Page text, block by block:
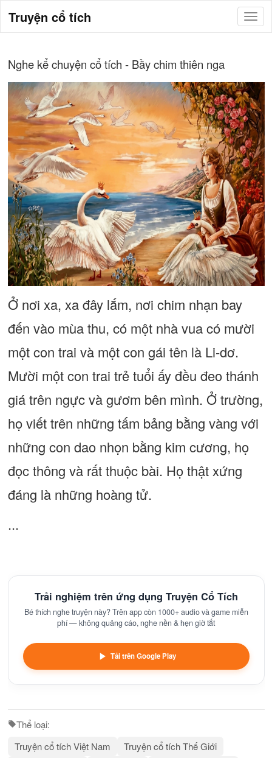
Truyện cổ tích
Nghe kể chuyện cổ tích - Bầy chim thiên nga
Ở nơi xa, xa đây lắm, nơi chim nhạn bay
đến vào mùa thu, có một nhà vua có mười
một con trai và một con gái tên là Li-dơ.
Mười một con trai trẻ tuổi ấy đều đeo thánh
giá trên ngực và gươm bên mình. Ở trường,
họ viết trên những tấm bảng bằng vàng với
những con dao nhọn bằng kim cương, họ
đọc thông và rất thuộc bài. Họ thật xứng
đáng là những hoàng tử.
...
Trải nghiệm trên ứng dụng Truyện Cổ Tích
Bé thích nghe truyện này? Trên app còn 1000+ audio và game miễn
phí — không quảng cáo, nghe nền & hẹn giờ tắt
Tải trên Google Play
Thể loại:
Truyện cổ tích Việt Nam
Truyện cổ tích Thế Giới